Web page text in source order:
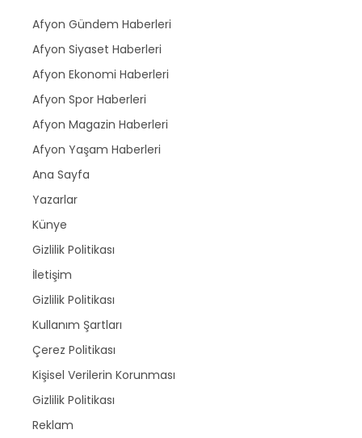
Afyon Gündem Haberleri
Afyon Siyaset Haberleri
Afyon Ekonomi Haberleri
Afyon Spor Haberleri
Afyon Magazin Haberleri
Afyon Yaşam Haberleri
Ana Sayfa
Yazarlar
Künye
Gizlilik Politikası
İletişim
Gizlilik Politikası
Kullanım Şartları
Çerez Politikası
Kişisel Verilerin Korunması
Gizlilik Politikası
Reklam